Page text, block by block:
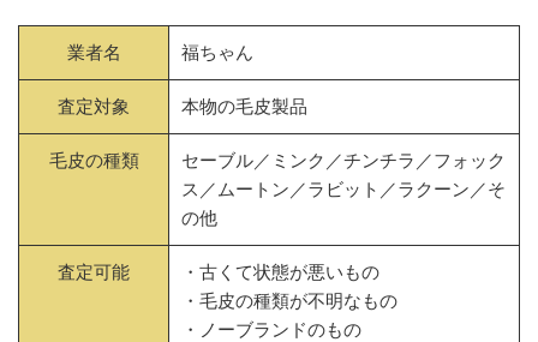
業者名 福ちゃん
査定対象 本物の毛皮製品
毛皮の種類
セーブル／ミンク／チンチラ／フォック
ス／ムートン／ラビット／ラクーン／そ
の他
査定可能
・古くて状態が悪いもの
・毛皮の種類が不明なもの
・ノーブランドのもの